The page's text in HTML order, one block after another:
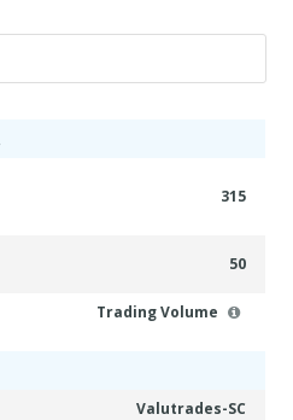
315
50
Trading Volume
Valutrades-SC